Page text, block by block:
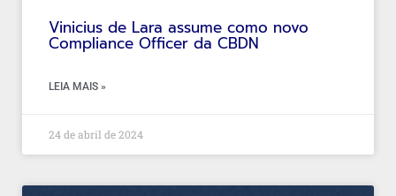
Vinicius de Lara assume como novo
Compliance Officer da CBDN
LEIA MAIS »
24 de abril de 2024